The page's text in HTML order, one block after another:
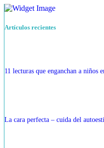
Artículos recientes
11 lecturas que enganchan a niños
La cara perfecta – cuida del